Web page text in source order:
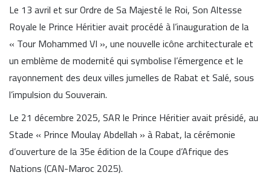
Le 13 avril et sur Ordre de Sa Majesté le Roi, Son Altesse
Royale le Prince Héritier avait procédé à l’inauguration de la
« Tour Mohammed VI », une nouvelle icône architecturale et
un emblème de modernité qui symbolise l’émergence et le
rayonnement des deux villes jumelles de Rabat et Salé, sous
l’impulsion du Souverain.
Le 21 décembre 2025, SAR le Prince Héritier avait présidé, au
Stade « Prince Moulay Abdellah » à Rabat, la cérémonie
d’ouverture de la 35e édition de la Coupe d’Afrique des
Nations (CAN-Maroc 2025).